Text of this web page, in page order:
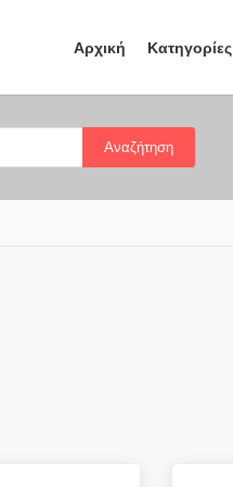
Αρχική Κατηγορίες
Αναζήτηση